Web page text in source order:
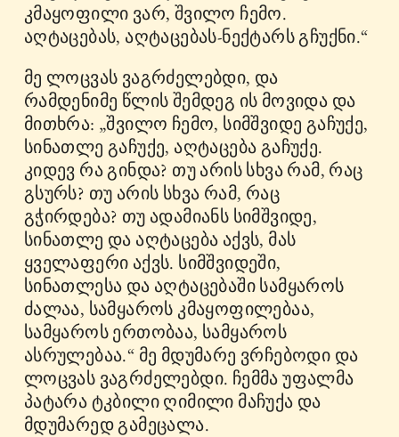
კმაყოფილი ვარ, შვილო ჩემო.
აღტაცებას, აღტაცებას-ნექტარს გჩუქნი.“
მე ლოცვას ვაგრძელებდი, და
რამდენიმე წლის შემდეგ ის მოვიდა და
მითხრა: „შვილო ჩემო, სიმშვიდე გაჩუქე,
სინათლე გაჩუქე, აღტაცება გაჩუქე.
კიდევ რა გინდა? თუ არის სხვა რამ, რაც
გსურს? თუ არის სხვა რამ, რაც
გჭირდება? თუ ადამიანს სიმშვიდე,
სინათლე და აღტაცება აქვს, მას
ყველაფერი აქვს. სიმშვიდეში,
სინათლესა და აღტაცებაში სამყაროს
ძალაა, სამყაროს კმაყოფილებაა,
სამყაროს ერთობაა, სამყაროს
ასრულებაა.“ მე მდუმარე ვრჩებოდი და
ლოცვას ვაგრძელებდი. ჩემმა უფალმა
პატარა ტკბილი ღიმილი მაჩუქა და
მდუმარედ გამეცალა.